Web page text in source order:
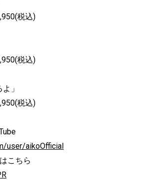
税込)
税込)
」
税込)
user/aikoOfficial
こちら